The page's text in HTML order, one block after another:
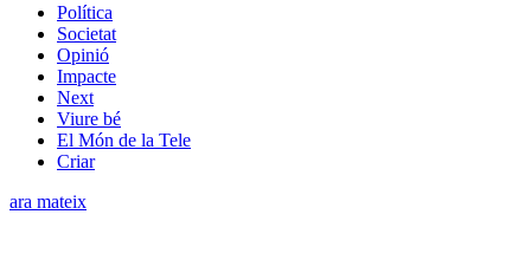
Política
Societat
Opinió
Impacte
Next
Viure bé
El Món de la Tele
Criar
ara mateix